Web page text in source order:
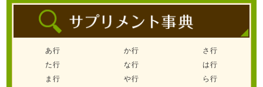
あ行 か行
さ行
た行
な行
は行
ま行
や行
ら行